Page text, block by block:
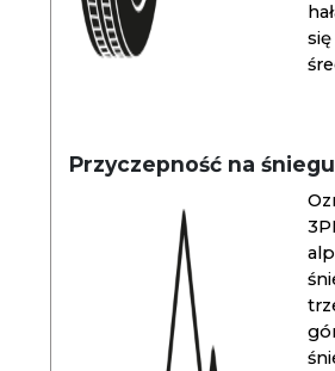
Przyczepność na śniegu